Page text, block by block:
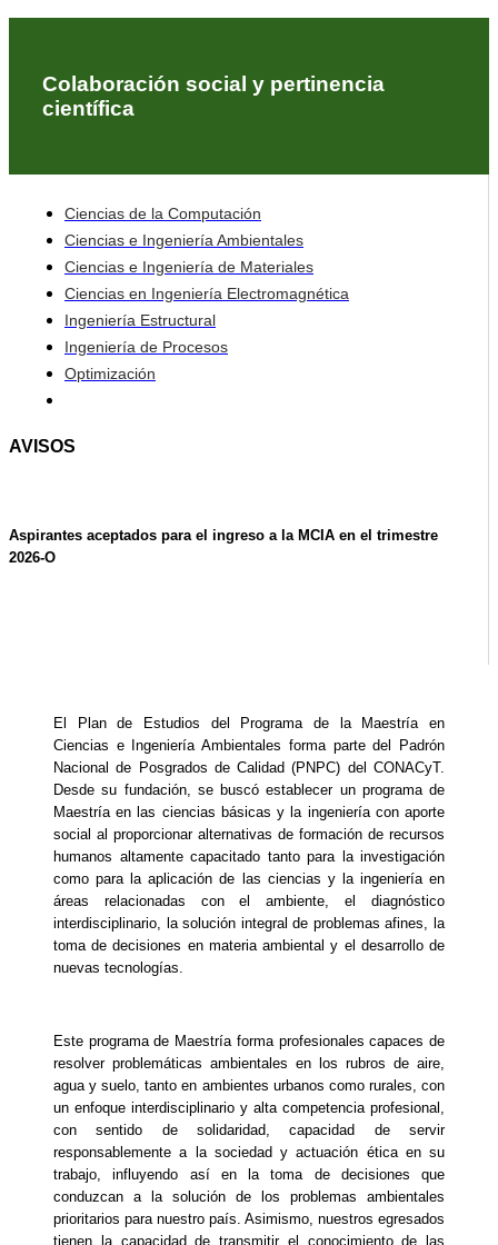
Colaboración social y pertinencia
científica
Ciencias de la Computación
Ciencias e Ingeniería Ambientales
Ciencias e Ingeniería de Materiales
Ciencias en Ingeniería Electromagnética
Ingeniería Estructural
Ingeniería de Procesos
Optimización
AVISOS
Aspirantes aceptados para el ingreso a la MCIA en el trimestre
2026-O
El Plan de Estudios del Programa de la Maestría en
Ciencias e Ingeniería Ambientales forma parte del Padrón
Nacional de Posgrados de Calidad (PNPC) del CONACyT.
Desde su fundación, se buscó establecer un programa de
Maestría en las ciencias básicas y la ingeniería con aporte
social al proporcionar alternativas de formación de recursos
humanos altamente capacitado tanto para la investigación
como para la aplicación de las ciencias y la ingeniería en
áreas relacionadas con el ambiente, el diagnóstico
interdisciplinario, la solución integral de problemas afines, la
toma de decisiones en materia ambiental y el desarrollo de
nuevas tecnologías.
Este programa de Maestría forma profesionales capaces de
resolver problemáticas ambientales en los rubros de aire,
agua y suelo, tanto en ambientes urbanos como rurales, con
un enfoque interdisciplinario y alta competencia profesional,
con sentido de solidaridad, capacidad de servir
responsablemente a la sociedad y actuación ética en su
trabajo, influyendo así en la toma de decisiones que
conduzcan a la solución de los problemas ambientales
prioritarios para nuestro país. Asimismo, nuestros egresados
tienen la capacidad de transmitir el conocimiento de las